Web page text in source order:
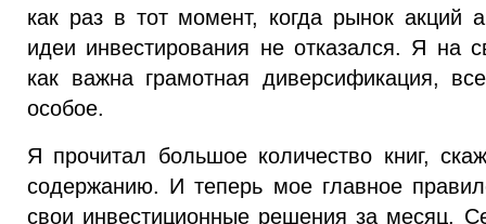
как раз в тот момент, когда рынок акций
идеи инвестирования не отказался. Я на
как важна грамотная диверсификация,
особое.
Я прочитал большое количество книг,
содержанию. И теперь мое главное
свои инвестиционные решения за месяц.